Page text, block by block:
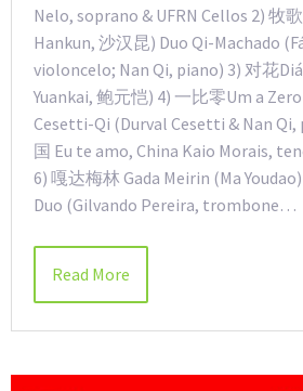
Nelo, soprano & UFRN Cellos 2) 牧
Hankun, 沙汉昆) Duo Qi-Machado
violoncelo; Nan Qi, piano) 3) 对花
Yuankai, 鲍元恺) 4) 一比零Um a
Cesetti-Qi (Durval Cesetti & Nan Qi,
国 Eu te amo, China Kaio Morais,
6) 嘎达梅林 Gada Meirin (Ma
Duo (Gilvando Pereira, trombone…
Read More